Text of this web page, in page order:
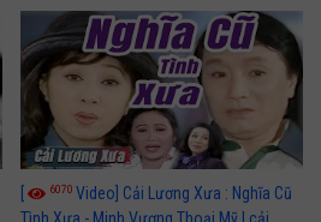
6070 Video] Cải Lương Xưa : Nghĩa Cũ